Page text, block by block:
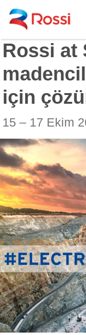
Rossi at
için
15 – 17 Ekim